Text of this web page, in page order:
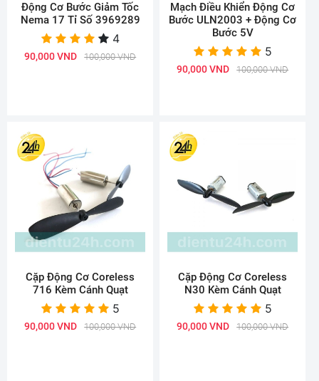
Động Cơ Bước Giảm Tốc
Nema 17 Tỉ Số 3969289
4
90,000 VND 100,000 VND
Mạch Điều Khiển Động Cơ
Bước ULN2003 + Động Cơ
Bước 5V
5
90,000 VND 100,000 VND
Cặp Động Cơ Coreless
716 Kèm Cánh Quạt
5
90,000 VND 100,000 VND
Cặp Động Cơ Coreless
N30 Kèm Cánh Quạt
5
90,000 VND 100,000 VND